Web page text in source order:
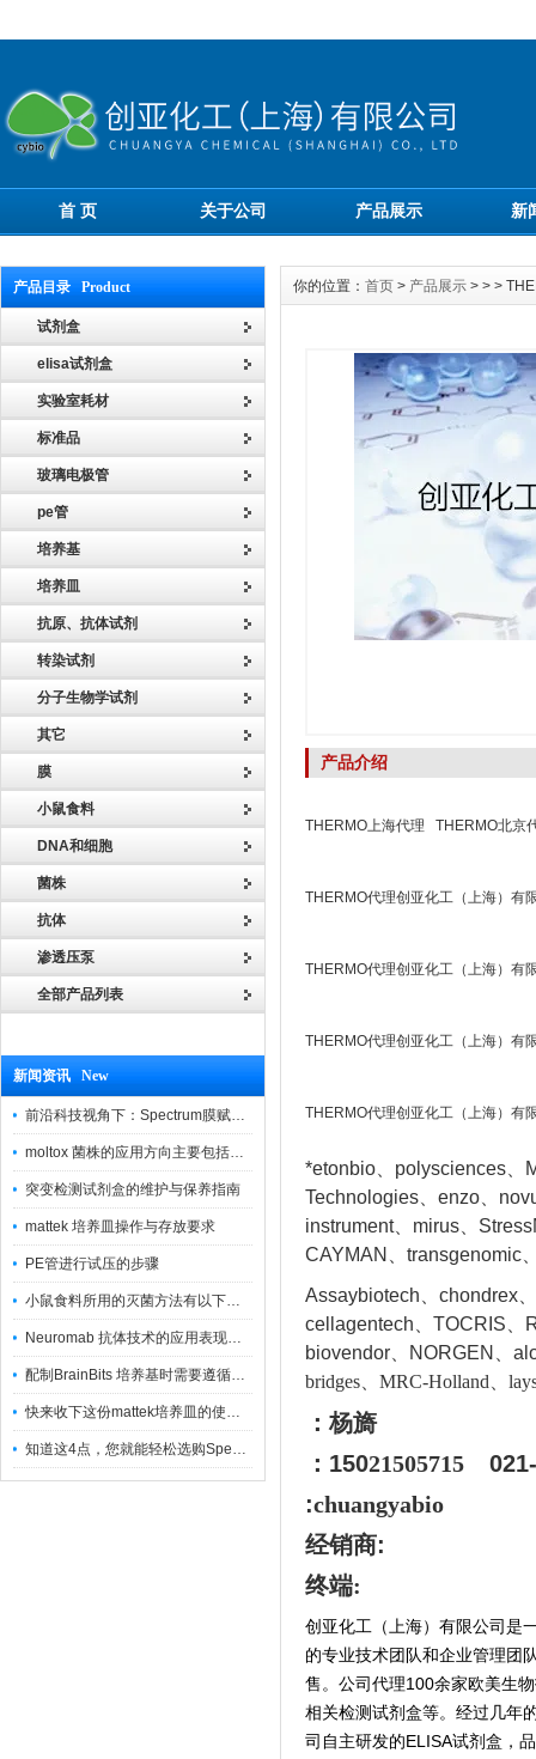
首 页 关于公司 产品展示 新
产品目录 Product
试剂盒
elisa试剂盒
实验室耗材
标准品
玻璃电极管
pe管
培养基
培养皿
抗原、抗体试剂
转染试剂
分子生物学试剂
其它
膜
小鼠食料
DNA和细胞
菌株
抗体
渗透压泵
全部产品列表
新闻资讯 New
前沿科技视角下：Spectrum膜赋能精密制造
moltox 菌株的应用方向主要包括以下几个方面
突变检测试剂盒的维护与保养指南
mattek 培养皿操作与存放要求
PE管进行试压的步骤
小鼠食料所用的灭菌方法有以下三种
Neuromab 抗体技术的应用表现在这几方面
配制BrainBits 培养基时需要遵循的原则
快来收下这份mattek培养皿的使用指南
知道这4点，您就能轻松选购Spectrum 膜
你的位置： 首页 > 产品展示 > > >
产品介绍
THERMO上海代理 THERMO北京
THERMO代理创亚化工（上海）有
THERMO代理创亚化工（上海）有
THERMO代理创亚化工（上海）有
THERMO代理创亚化工（上海）有
*etonbio、polysciences、
Technologies、enzo、
instrument、mirus、
CAYMAN、transgenomic
Assaybiotech、chondrex
cellagentech、TOCRIS、
biovendor、NORGEN、a
bridges、MRC-Holland、
：杨旖
：15021505715
021-
:chuangyabio
经销商:
终端:
创亚化工（上海）有限公司是
的专业技术团队和企业管理团
售。公司代理100余家欧美生
相关检测试剂盒等。经过几年
司自主研发的ELISA试剂盒，